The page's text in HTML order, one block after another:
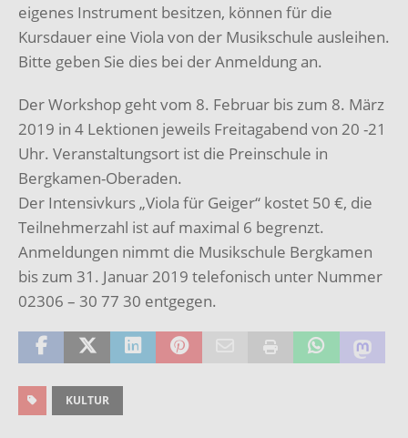
eigenes Instrument besitzen, können für die
Kursdauer eine Viola von der Musikschule ausleihen.
Bitte geben Sie dies bei der Anmeldung an.
Der Workshop geht vom 8. Februar bis zum 8. März
2019 in 4 Lektionen jeweils Freitagabend von 20 -21
Uhr. Veranstaltungsort ist die Preinschule in
Bergkamen-Oberaden.
Der Intensivkurs „Viola für Geiger“ kostet 50 €, die
Teilnehmerzahl ist auf maximal 6 begrenzt.
Anmeldungen nimmt die Musikschule Bergkamen
bis zum 31. Januar 2019 telefonisch unter Nummer
02306 – 30 77 30 entgegen.
KULTUR